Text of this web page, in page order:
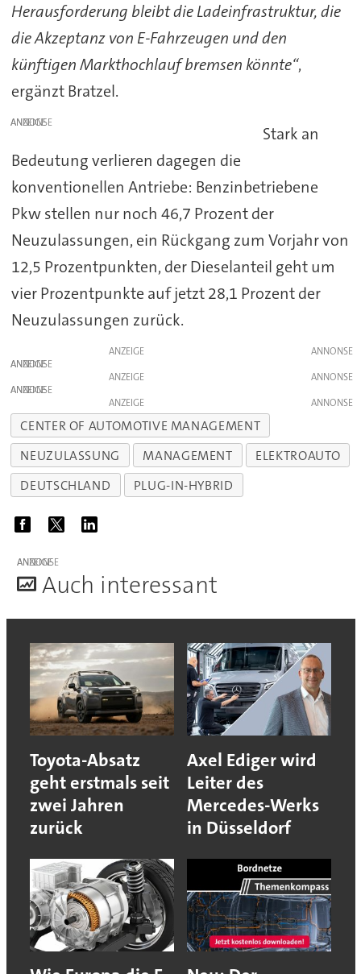
Herausforderung bleibt die Ladeinfrastruktur, die
die Akzeptanz von E-Fahrzeugen und den
künftigen Markthochlauf bremsen könnte“,
ergänzt Bratzel.
ANZEIGE
Stark an
Bedeutung verlieren dagegen die
konventionellen Antriebe: Benzinbetriebene
Pkw stellen nur noch 46,7 Prozent der
Neuzulassungen, ein Rückgang zum Vorjahr von
12,5 Prozentpunkten, der Dieselanteil geht um
vier Prozentpunkte auf jetzt 28,1 Prozent der
Neuzulassungen zurück.
ANZEIGE
ANZEIGE
ANZEIGE
ANZEIGE
ANZEIGE
CENTER OF AUTOMOTIVE MANAGEMENT
NEUZULASSUNG
MANAGEMENT
ELEKTROAUTO
DEUTSCHLAND
PLUG-IN-HYBRID
ANZEIGE
Auch interessant
Toyota-Absatz
geht erstmals seit
zwei Jahren
zurück
Axel Ediger wird
Leiter des
Mercedes-Werks
in Düsseldorf